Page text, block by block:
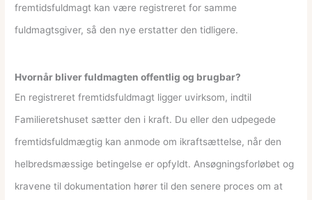
fremtidsfuldmagt kan være registreret for samme
fuldmagtsgiver, så den nye erstatter den tidligere.
Hvornår bliver fuldmagten offentlig og brugbar?
En registreret fremtidsfuldmagt ligger uvirksom, indtil
Familieretshuset sætter den i kraft. Du eller den udpegede
fremtidsfuldmægtig kan anmode om ikraftsættelse, når den
helbredsmæssige betingelse er opfyldt. Ansøgningsforløbet og
kravene til dokumentation hører til den senere proces om at